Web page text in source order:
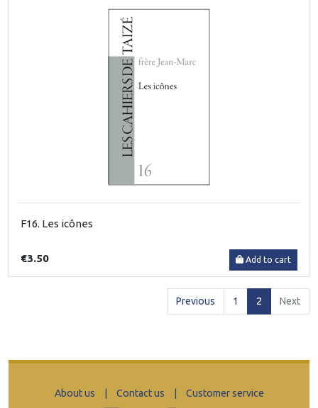
F16. Les icônes
€3.50 Add to cart
Previous 1 2 (current)
Next
About us Contact us Customer service